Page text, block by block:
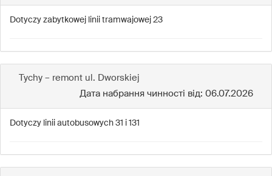
Dotyczy zabytkowej linii tramwajowej 23
Tychy – remont ul. Dworskiej
Дата набрання чинності від: 06.07.2026
Dotyczy linii autobusowych 31 i 131